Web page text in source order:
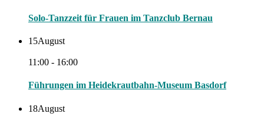
Solo-Tanzzeit für Frauen im Tanzclub Bernau
15August
11:00 - 16:00
Führungen im Heidekrautbahn-Museum Basdorf
18August